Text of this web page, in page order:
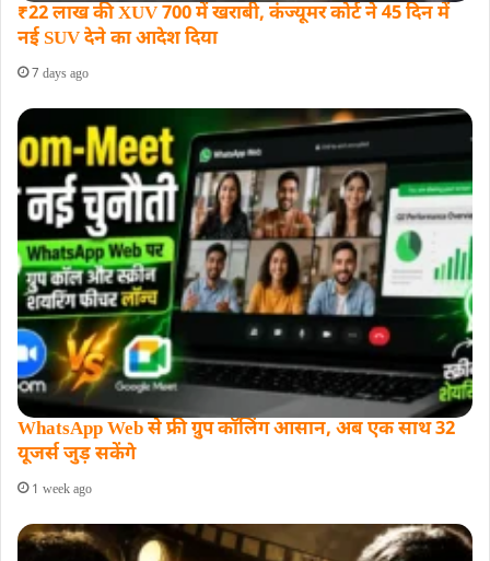
₹22 लाख की XUV 700 में खराबी, कंज्यूमर कोर्ट ने 45 दिन में
नई SUV देने का आदेश दिया
7 days ago
WhatsApp Web से फ्री ग्रुप कॉलिंग आसान, अब एक साथ 32
यूजर्स जुड़ सकेंगे
1 week ago